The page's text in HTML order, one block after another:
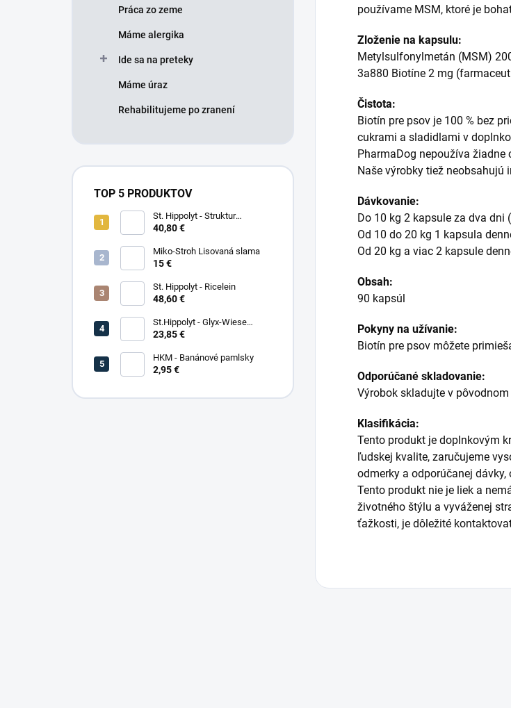
Práca zo zeme
Máme alergika
Ide sa na preteky
Máme úraz
Rehabilitujeme po zranení
TOP 5 PRODUKTOV
St. Hippolyt - Struktur
Energetikum
40,80 €
Miko-Stroh Lisovaná slama
15 €
St. Hippolyt - Ricelein
48,60 €
St.Hippolyt - Glyx-Wiese
Seniorfaser
23,85 €
HKM - Banánové pamlsky
2,95 €
používame MSM, ktoré je
Zloženie na kapsulu:
Metylsulfonylmetán (MSM)
3a880 Biotíne 2 mg
Čistota:
Biotín pre psov je 100 % bez
cukrami a sladidlami v
PharmaDog nepoužíva
Naše výrobky tiež neobsahujú
Dávkovanie:
Do 10 kg 2 kapsule za dva dni
Od 10 do 20 kg 1 kapsula
Od 20 kg a viac 2 kapsule
Obsah:
90 kapsúl
Pokyny na užívanie:
Biotín pre psov môžete
Odporúčané skladovanie:
Výrobok skladujte v
Klasifikácia:
Tento produkt je doplnkovým
ľudskej kvalite, zaručujeme
odmerky a odporúčanej
Tento produkt nie je liek a
životného štýlu a vyváženej
ťažkosti, je dôležité